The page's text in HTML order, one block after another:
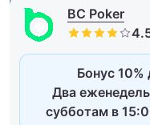
BC Poker
Бонус
Два
субботам в